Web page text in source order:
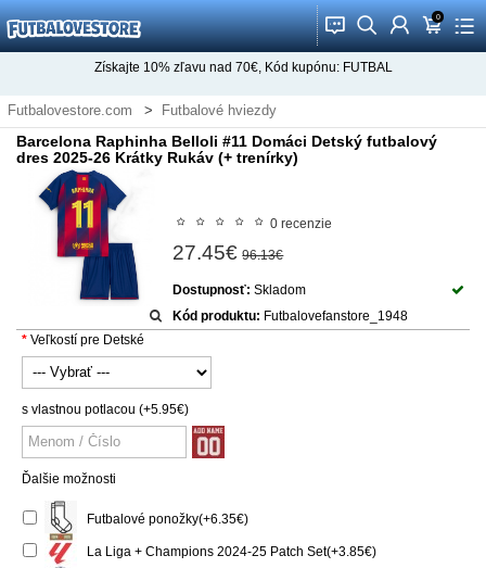
󰂱 󰂨 󰃳 0
󰃦 󰃖
Získajte 10%zľavu nad 70€, Kód kupónu: FUTBAL
Futbalovestore.com
Futbalové hviezdy
Futbalové Dresy Raphinha Belloli
Barcelona Raphinha Belloli #11 Domáci Detský futbalový
dres 2025-26 Krátky Rukáv (+ trenírky)
0 recenzie
27.45€ 96.13€
Dostupnosť: Skladom
Kód produktu: Futbalovefanstore_1948
Veľkostí pre Detské
s vlastnou potlacou (+5.95€)
Ďalšie možnosti
Futbalové ponožky(+6.35€)
La Liga + Champions 2024-25 Patch Set(+3.85€)